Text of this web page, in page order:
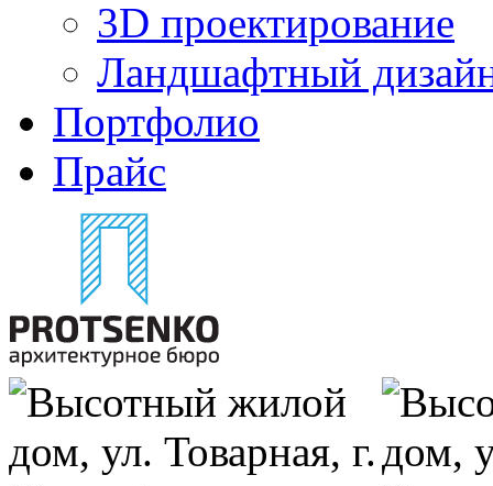
3D проектирование
Ландшафтный
Портфолио
Прайс